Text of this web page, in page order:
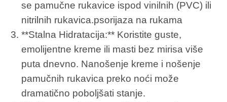
se pamučne rukavice ispod vinilnih (PVC) ili
nitrilnih rukavica.psorijaza na rukama
**Stalna Hidratacija:** Koristite guste,
emolijentne kreme ili masti bez mirisa više
puta dnevno. Nanošenje kreme i nošenje
pamučnih rukavica preko noći može
dramatično poboljšati stanje.